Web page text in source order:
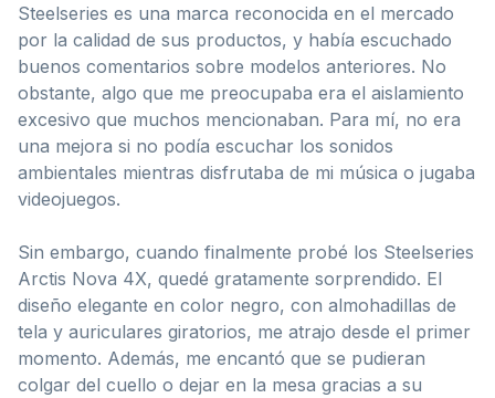
Steelseries es una marca reconocida en el mercado
por la calidad de sus productos, y había escuchado
buenos comentarios sobre modelos anteriores. No
obstante, algo que me preocupaba era el aislamiento
excesivo que muchos mencionaban. Para mí, no era
una mejora si no podía escuchar los sonidos
ambientales mientras disfrutaba de mi música o jugaba
videojuegos.
Sin embargo, cuando finalmente probé los Steelseries
Arctis Nova 4X, quedé gratamente sorprendido. El
diseño elegante en color negro, con almohadillas de
tela y auriculares giratorios, me atrajo desde el primer
momento. Además, me encantó que se pudieran
colgar del cuello o dejar en la mesa gracias a su